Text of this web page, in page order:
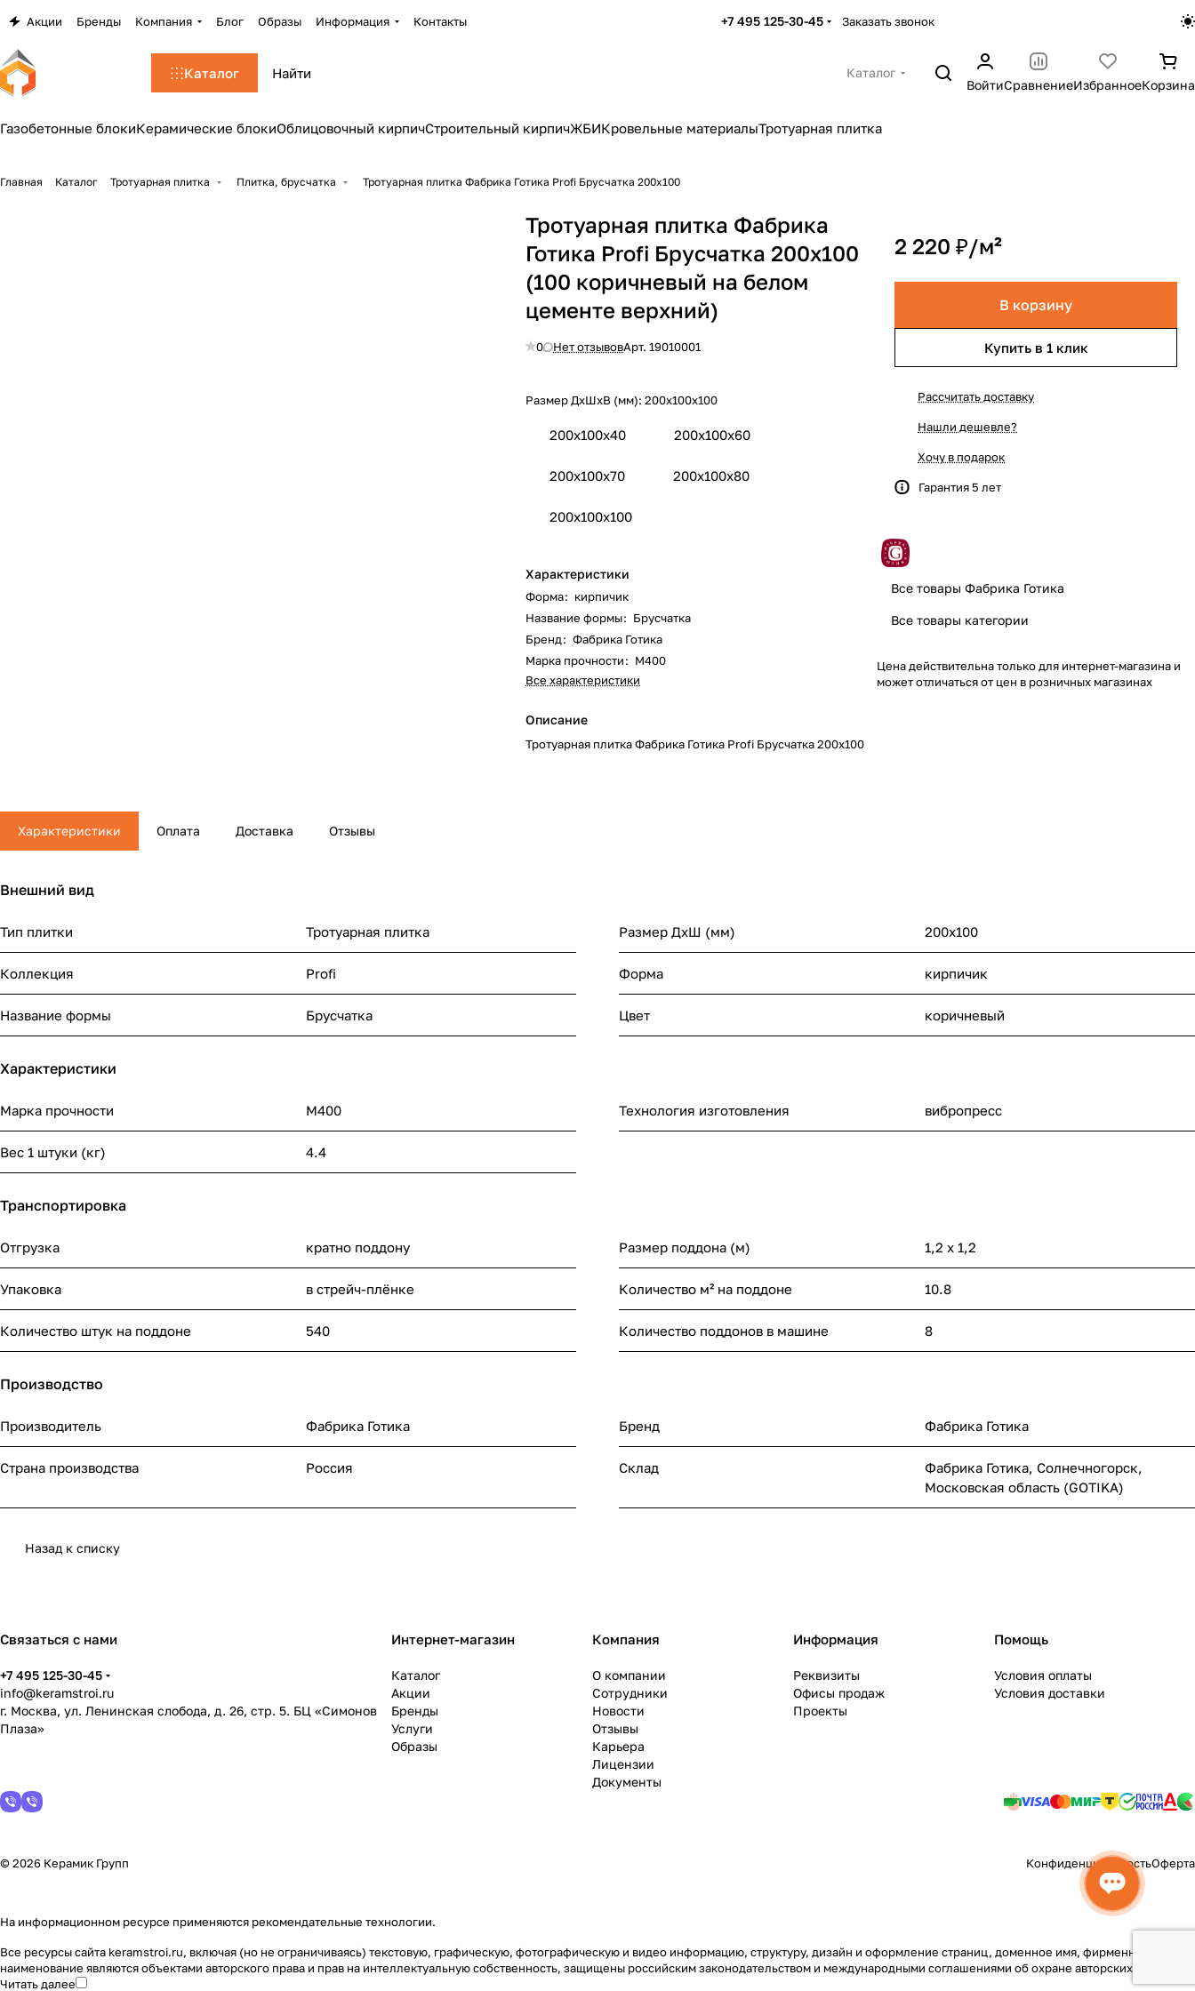
Акции Бренды Компания Блог Образы Информация Контакты +7 495 125-30-45 Заказать звонок
Каталог
Каталог
ВойтиСравнениеИзбранноеКорзина
Газобетонные блокиКерамические блокиОблицовочный кирпичСтроительный кирпичЖБИКровельные материалыТротуарная плитка
Главная Каталог Тротуарная плитка Плитка, брусчатка Тротуарная плитка Фабрика Готика Profi Брусчатка 200х100
Тротуарная плитка Фабрика
Готика Profi Брусчатка 200х100
(100 коричневый на белом
цементе верхний)
0 Нет отзывовАрт.19010001
Размер ДхШхВ (мм):200x100x100
200х100х40 200x100x60
200x100x70 200x100x80
200x100x100
Характеристики
Форма: кирпичик
Название формы: Брусчатка
Бренд: Фабрика Готика
Марка прочности: М400
Все характеристики
Описание
Тротуарная плитка Фабрика Готика Profi Брусчатка 200х100
2 220 ₽/м²
В корзину
Купить в 1 клик
Рассчитать доставку
Нашли дешевле?
Хочу в подарок
Гарантия 5 лет
Все товары Фабрика Готика
Все товары категории
Цена действительна только для интернет-магазина и
может отличаться от цен в розничных магазинах
Характеристики Оплата Доставка Отзывы
Внешний вид
Тип плитки Тротуарная плитка Размер ДхШ (мм) 200х100
Коллекция Profi Форма кирпичик
Название формы Брусчатка Цвет коричневый
Характеристики
Марка прочности М400 Технология изготовления вибропресс
Вес 1 штуки (кг) 4.4
Транспортировка
Отгрузка кратно поддону Размер поддона (м) 1,2 x 1,2
Упаковка в стрейч-плёнке Количество м² на поддоне 10.8
Количество штук на поддоне 540 Количество поддонов в машине 8
Производство
Производитель Фабрика Готика Бренд Фабрика Готика
Страна производства Россия Склад
Фабрика Готика, Солнечногорск,
Московская область (GOTIKA)
Назад к списку
Связаться с нами
+7 495 125-30-45
info@keramstroi.ru
г. Москва, ул. Ленинская слобода, д. 26, стр. 5. БЦ «Симонов
Плаза»
Интернет-магазин
Каталог
Акции
Бренды
Услуги
Образы
Компания
О компании
Сотрудники
Новости
Отзывы
Карьера
Лицензии
Документы
Информация
Реквизиты
Офисы продаж
Проекты
Помощь
Условия оплаты
Условия доставки
© 2026 Керамик Групп КонфиденциальностьОферта
На информационном ресурсе применяются рекомендательные технологии.
Все ресурсы сайта keramstroi.ru, включая (но не ограничиваясь) текстовую, графическую, фотографическую и видео информацию, структуру, дизайн и оформление страниц, доменное имя, фирменное
наименование являются объектами авторского права и прав на интеллектуальную собственность, защищены российским законодательством и международными соглашениями об охране авторских прав.
Читать далее